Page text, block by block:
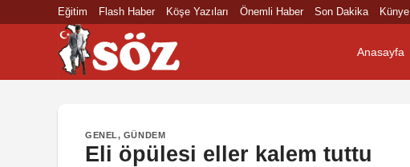
Eğitim Flash Haber Köşe Yazıları Önemli Haber Son Dakika Künye
Anasayfa
GENEL, GÜNDEM
Eli öpülesi eller kalem tuttu